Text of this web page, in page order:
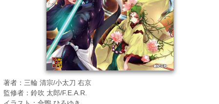
著者：三輪 清宗/小太刀 右京
監修者：鈴吹 太郎/F.E.A.R.